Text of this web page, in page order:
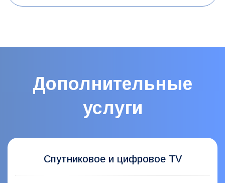
Дополнительные
услуги
Спутниковое и цифровое TV